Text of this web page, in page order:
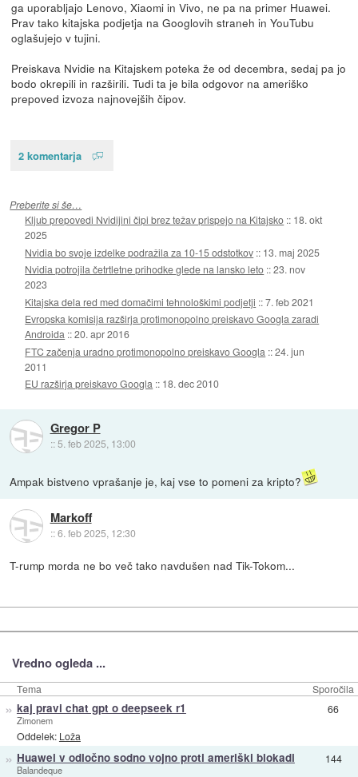
ga uporabljajo Lenovo, Xiaomi in Vivo, ne pa na primer Huawei.
Prav tako kitajska podjetja na Googlovih straneh in YouTubu
oglašujejo v tujini.
Preiskava Nvidie na Kitajskem poteka že od decembra, sedaj pa jo
bodo okrepili in razširili. Tudi ta je bila odgovor na ameriško
prepoved izvoza najnovejših čipov.
2 komentarja
Preberite si še…
Kljub prepovedi Nvidijini čipi brez težav prispejo na Kitajsko :: 18. okt
2025
Nvidia bo svoje izdelke podražila za 10-15 odstotkov :: 13. maj 2025
Nvidia potrojila četrtletne prihodke glede na lansko leto ::23. nov
2023
Kitajska dela red med domačimi tehnološkimi podjetji ::7. feb 2021
Evropska komisija razširja protimonopolno preiskavo Googla zaradi
Androida ::20. apr 2016
FTC začenja uradno protimonopolno preiskavo Googla ::24. jun
2011
EU razširja preiskavo Googla :: 18. dec 2010
Gregor P
:: 5. feb 2025, 13:00
Ampak bistveno vprašanje je, kaj vse to pomeni za kripto?
Markoff
::6. feb 2025, 12:30
T-rump morda ne bo več tako navdušen nad Tik-Tokom...
Vredno ogleda ...
Tema Sporočila
» kaj pravi chat gpt o deepseek r1
Zimonem
Oddelek: Loža
66
» Huawei v odločno sodno vojno proti ameriški blokadi
Balandeque
144